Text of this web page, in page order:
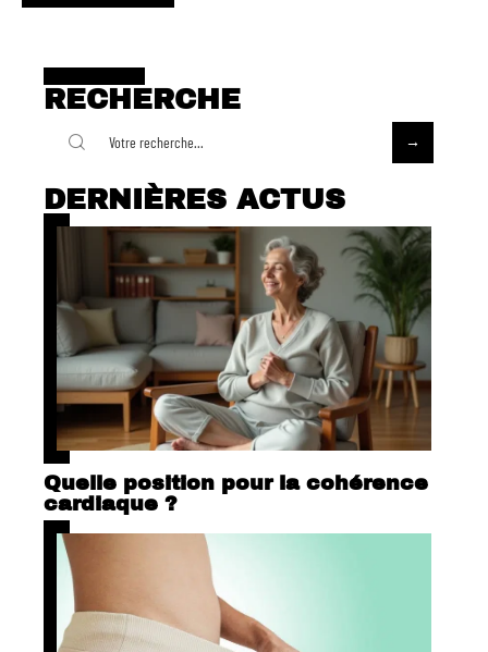
RECHERCHE
DERNIÈRES ACTUS
Quelle position pour la cohérence
cardiaque ?